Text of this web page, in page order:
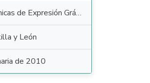
de Expresión Gráfico Plástica
y León
de 2010